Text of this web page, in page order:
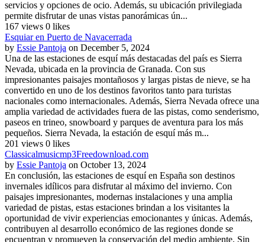
servicios y opciones de ocio. Además, su ubicación privilegiada
permite disfrutar de unas vistas panorámicas ún...
167 views 0 likes
Esquiar en Puerto de Navacerrada
by Essie Pantoja on December 5, 2024
Una de las estaciones de esquí más destacadas del país es Sierra
Nevada, ubicada en la provincia de Granada. Con sus
impresionantes paisajes montañosos y largas pistas de nieve, se ha
convertido en uno de los destinos favoritos tanto para turistas
nacionales como internacionales. Además, Sierra Nevada ofrece una
amplia variedad de actividades fuera de las pistas, como senderismo,
paseos en trineo, snowboard y parques de aventura para los más
pequeños. Sierra Nevada, la estación de esquí más m...
201 views 0 likes
Classicalmusicmp3Freedownload.com
by Essie Pantoja on October 13, 2024
En conclusión, las estaciones de esquí en España son destinos
invernales idílicos para disfrutar al máximo del invierno. Con
paisajes impresionantes, modernas instalaciones y una amplia
variedad de pistas, estas estaciones brindan a los visitantes la
oportunidad de vivir experiencias emocionantes y únicas. Además,
contribuyen al desarrollo económico de las regiones donde se
encuentran y promueven la conservación del medio ambiente. Sin